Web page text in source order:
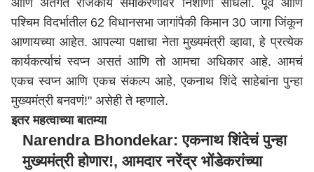
आणि अंतर्गत राजकीय समीकरणांवर निशाणा साधला. पूर्व आणि
पश्चिम विदर्भातील 62 विधानसभा जागांपैकी किमान 30 जागा जिंकून
आणायच्या आहेत. आपल्या पक्षाचा नेता मुख्यमंत्री व्हावा, हे प्रत्येक
कार्यकर्त्याचं स्वप्न असतं आणि तो आमचा अधिकार आहे. आमचं
एकच स्वप्न आणि एकच संकल्प आहे,एकनाथ शिंदेसाहेबांना पुन्हा
मुख्यमंत्री बनवणं!" असेही ते म्हणाले.
इतर महत्वाच्या बातम्या
Narendra Bhondekar: एकनाथ शिंदेचं पुन्हा
मुख्यमंत्री होणार!, आमदार नरेंद्र भोंडेकरांच्या